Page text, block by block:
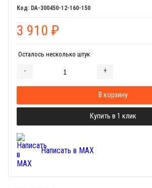
DA-300450-12-160-150
3 910 ₽
Осталось несколько штук
- +
В корзину
Купить в 1 клик
Написать в MAX